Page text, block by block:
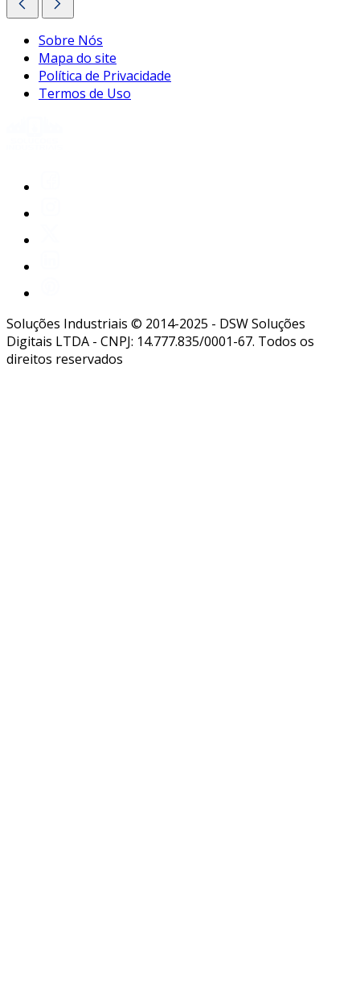
Sobre Nós
Mapa do site
Política de Privacidade
Termos de Uso
Soluções Industriais © 2014-2025 - DSW Soluções
Digitais LTDA - CNPJ: 14.777.835/0001-67. Todos os
direitos reservados